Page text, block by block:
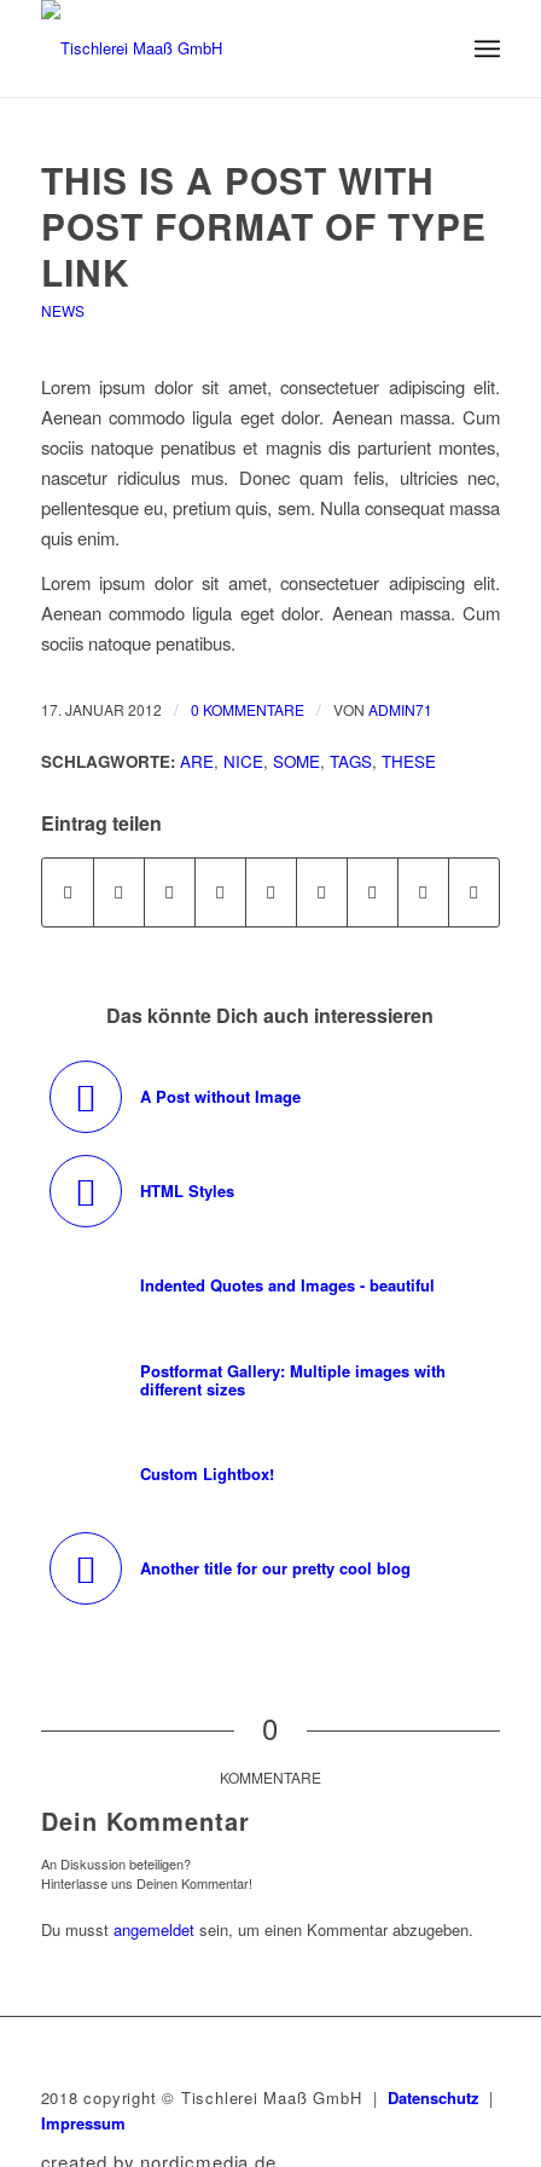
THIS IS A POST WITH
POST FORMAT OF TYPE
LINK
NEWS
Lorem ipsum dolor sit amet, consectetuer adipiscing elit.
Aenean commodo ligula eget dolor. Aenean massa. Cum
sociis natoque penatibus et magnis dis parturient montes,
nascetur ridiculus mus. Donec quam felis, ultricies nec,
pellentesque eu, pretium quis, sem. Nulla consequat massa
quis enim.
Lorem ipsum dolor sit amet, consectetuer adipiscing elit.
Aenean commodo ligula eget dolor. Aenean massa. Cum
sociis natoque penatibus.
17. JANUAR 2012 / 0 KOMMENTARE / VON ADMIN71
SCHLAGWORTE: ARE, NICE, SOME, TAGS, THESE
Eintrag teilen
Das könnte Dich auch interessieren
A Post without Image
HTML Styles
Indented Quotes and Images - beautiful
Postformat Gallery: Multiple images with
different sizes
Custom Lightbox!
Another title for our pretty cool blog
0
KOMMENTARE
Dein Kommentar
An Diskussion beteiligen?
Hinterlasse uns Deinen Kommentar!
Du musst angemeldetsein, um einen Kommentar abzugeben.
2018 copyright © Tischlerei Maaß GmbH | Datenschutz |
Impressum
created by nordicmedia.de